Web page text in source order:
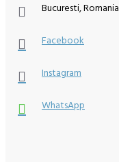
Bucuresti, Romania
Facebook
Instagram
WhatsApp